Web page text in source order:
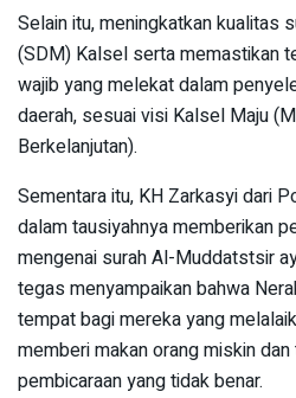
Selain itu, meningkatkan kualitas
(SDM) Kalsel serta me­mastikan
wajib yang melekat dalam
daerah, sesuai visi Kalsel Maju
Berkelanjutan).
Sementara itu, KH Zarkasyi dari
dalam tausiyahnya memberikan
mengenai surah Al-Muddatstsir
tegas menyam­paikan bahwa
tempat bagi mereka yang
memberi makan orang miskin
pembicaraan yang tidak benar.